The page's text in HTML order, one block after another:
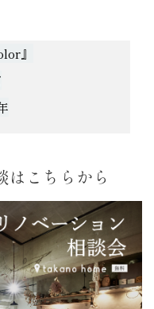
』
はこちらから